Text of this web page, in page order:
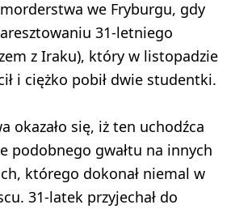
we Fryburgu, gdy
31-letniego
z Iraku), który w listopadzie
i ciężko pobił dwie studentki.
okazało się, iż ten uchodźca
podobnego gwałtu na innych
którego dokonał niemal w
31-latek przyjechał do